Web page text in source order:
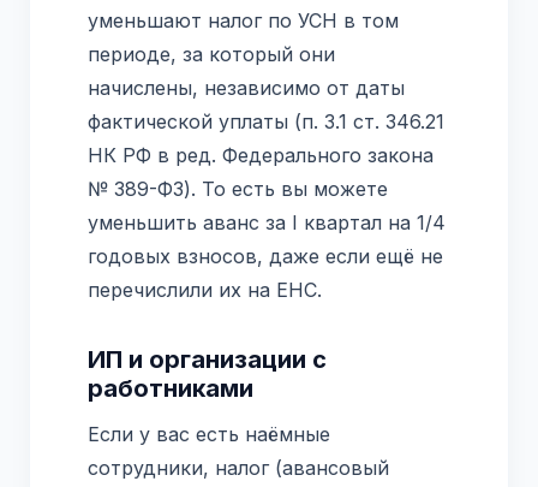
уменьшают налог по УСН в том
периоде, за который они
начислены, независимо от даты
фактической уплаты (п. 3.1 ст. 346.21
НК РФ в ред. Федерального закона
№ 389-ФЗ). То есть вы можете
уменьшить аванс за I квартал на 1/4
годовых взносов, даже если ещё не
перечислили их на ЕНС.
ИП и организации с
работниками
Если у вас есть наёмные
сотрудники, налог (авансовый